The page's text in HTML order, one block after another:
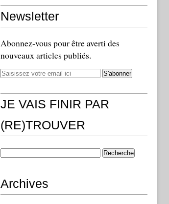
Newsletter
Abonnez-vous pour être averti des
nouveaux articles publiés.
JE VAIS FINIR PAR
(RE)TROUVER
Archives